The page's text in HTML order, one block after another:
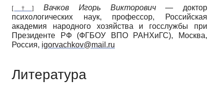
[†] Вачков Игорь Викторович— доктор
психологических наук, профессор, Российская
академия народного хозяйства и госслужбы при
Президенте РФ (ФГБОУ ВПО РАНХиГС), Москва,
Россия, igorvachkov@mail.ru
Литература